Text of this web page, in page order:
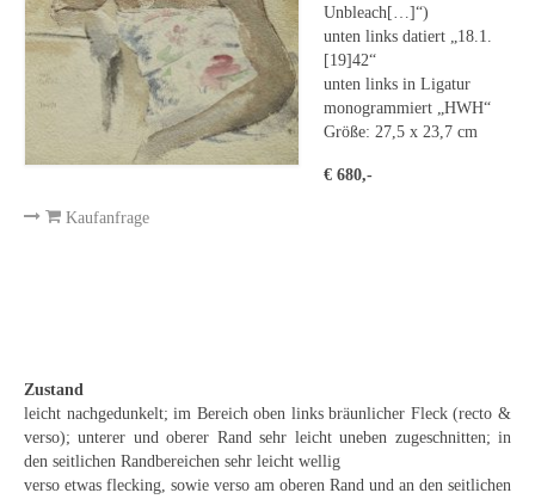
Kunst 1900-1945
Walter Becker
Ernst Geitlinger
Wilhelm von Hillern-Flinsch
Richard Sprick
Weitere Künstler 1900-1945
Unbleach[…]“)
unten links datiert „18.1.
[19]42“
unten links in Ligatur
monogrammiert „HWH“
Größe: 27,5 x 23,7 cm
€ 680,-
Kaufanfrage
Zustand
leicht nachgedunkelt; im Bereich oben links bräunlicher Fleck (recto &
verso); unterer und oberer Rand sehr leicht uneben zugeschnitten; in
den seitlichen Randbereichen sehr leicht wellig
verso etwas flecking, sowie verso am oberen Rand und an den seitlichen